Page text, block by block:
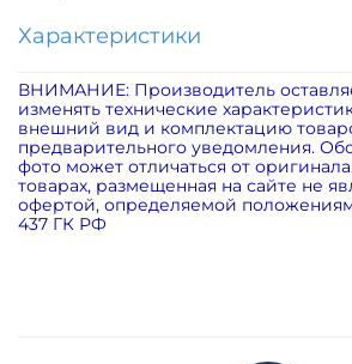
Характеристики
ВНИМАНИЕ: Производитель
изменять технические
внешний вид и комплектацию
предварительного уведомления.
фото может отличаться от
товарах, размещенная на сайте не
офертой, определяемой
437 ГК РФ